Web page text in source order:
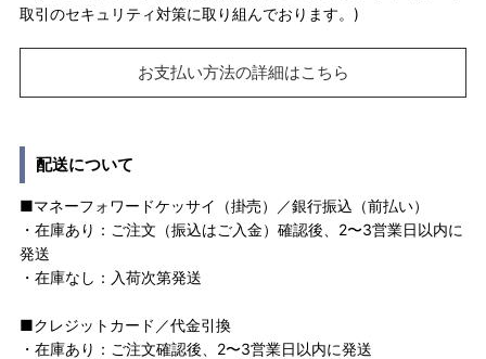
取引のセキュリティ対策に取り組んでおります。)
お支払い方法の詳細はこちら
配送について
■マネーフォワードケッサイ（掛売）／銀行振込（前払い）
・在庫あり：ご注文（振込はご入金）確認後、2〜3営業日以内に
発送
・在庫なし：入荷次第発送
■クレジットカード／代金引換
・在庫あり：ご注文確認後、2〜3営業日以内に発送